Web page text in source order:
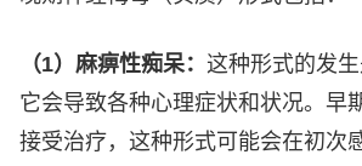
（1）麻痹性痴呆： 这种形式的发
它会导致各种心理症状和状况。早
接受治疗，这种形式可能会在初次